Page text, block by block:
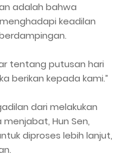
adalah bahwa
keadilan
tentang putusan hari
berikan kepada kami.”
dari melakukan
Hun Sen,
diproses lebih lanjut,